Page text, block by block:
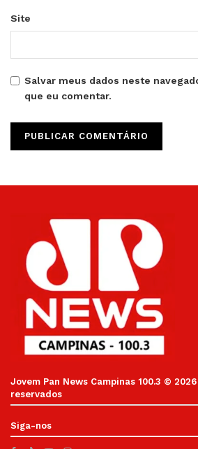
Site
Salvar meus dados neste
que eu comentar.
Jovem Pan News Campinas 100.3 ©
reservados
Siga-nos